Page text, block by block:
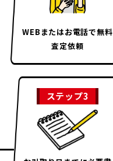
WEBまたはお電話で無料
査定依頼
ステップ3